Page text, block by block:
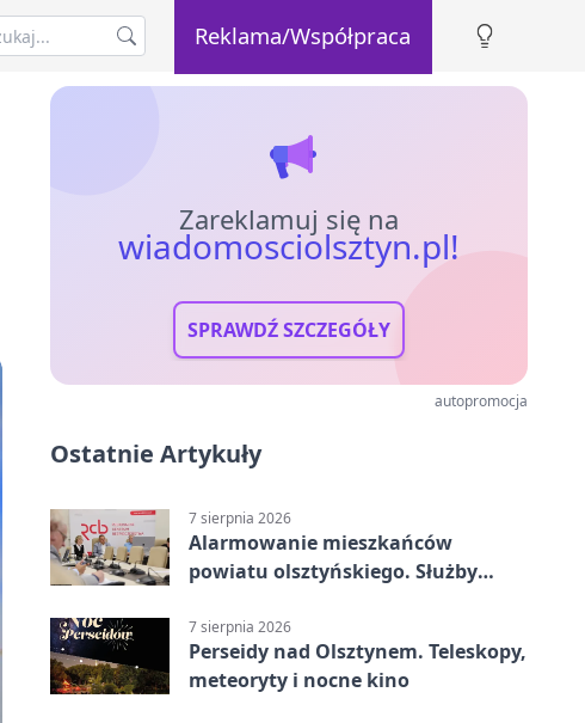
Reklama/Współpraca
Zareklamuj się na
wiadomosciolsztyn.pl!
SPRAWDŹ SZCZEGÓŁY
autopromocja
Ostatnie Artykuły
7 sierpnia 2026
Alarmowanie mieszkańców
powiatu olsztyńskiego. Służby
7 sierpnia 2026
Perseidy nad Olsztynem. Teleskopy,
meteoryty i nocne kino